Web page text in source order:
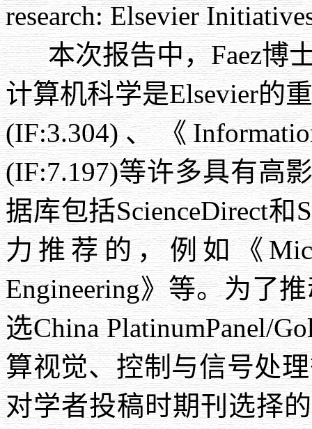
research: Elsevier
本次报告中，Faez博
计算机科学是Elsevier的
(IF:3.304)、《
(IF:7.197)等许多具有高
据库包括ScienceDirect和
力推荐的，例如《
Engineering》等。为了
选China PlatinumPanel/
算视觉、控制与信号处
对学者投稿时期刊选择